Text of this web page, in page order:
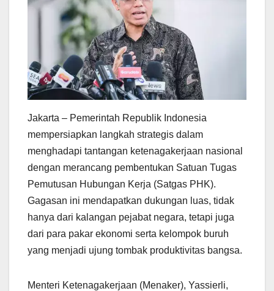
Jakarta – Pemerintah Republik Indonesia
mempersiapkan langkah strategis dalam
menghadapi tantangan ketenagakerjaan nasional
dengan merancang pembentukan Satuan Tugas
Pemutusan Hubungan Kerja (Satgas PHK).
Gagasan ini mendapatkan dukungan luas, tidak
hanya dari kalangan pejabat negara, tetapi juga
dari para pakar ekonomi serta kelompok buruh
yang menjadi ujung tombak produktivitas bangsa.
Menteri Ketenagakerjaan (Menaker), Yassierli,